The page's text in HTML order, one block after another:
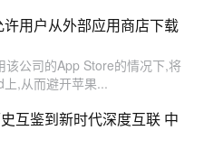
用户从外部应用商店下载
该公司的App Store的情况下,将
,从而避开苹果...
互鉴到新时代深度互联 中